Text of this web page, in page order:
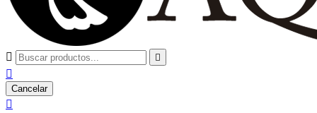
 

Cancelar
